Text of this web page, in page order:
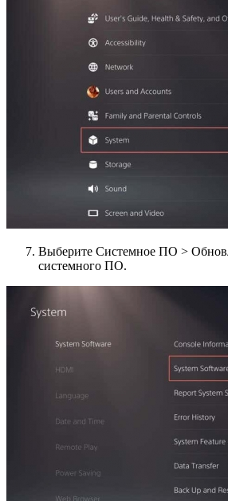
Выберите Системное ПО >
системного ПО.